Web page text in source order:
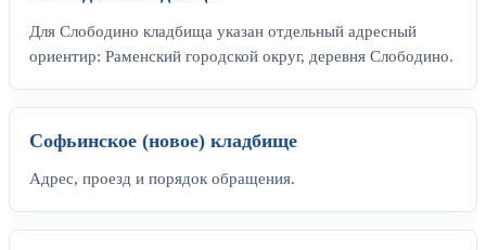
Для Слободино кладбища указан отдельный адресный
ориентир: Раменский городской округ, деревня Слободино.
Софьинское (новое) кладбище
Адрес, проезд и порядок обращения.